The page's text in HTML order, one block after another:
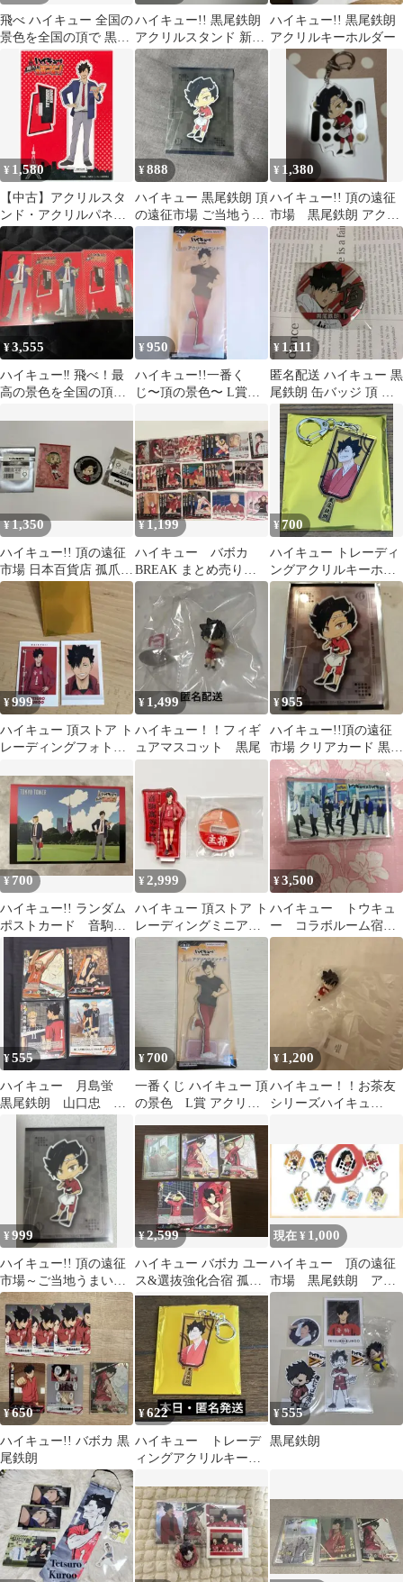
飛べ ハイキュー 全国の
景色を全国の頂で 黒尾
鉄朗 アクリルスタンド
ハイキュー!! 黒尾鉄朗
アクリルスタンド 新春
の頂
ハイキュー!! 黒尾鉄朗
アクリルキーホルダー
¥ 1,580
【中古】アクリルスタ
ンド・アクリルパネル
黒尾鉄朗 アクリルスタ
ンド 「ハイキュー!! 飛
べ!最高の景色を全国の
頂で!」
¥888
ハイキュー 黒尾鉄朗 頂
の遠征市場 ご当地うま
いもん決戦
¥ 1,380
ハイキュー!! 頂の遠征
市場 黒尾鉄朗 アクリ
ルキーホルダー
¥3,555
ハイキュー‼︎ 飛べ！最
高の景色を全国の頂
¥950
ハイキュー!!一番く
じ〜頂の景色〜 L賞ア
¥ 1,111
匿名配送 ハイキュー 黒
尾鉄朗 缶バッジ 頂 合
同練習会 2021
¥1,350
ハイキュー!! 頂の遠征
市場 日本百貨店 孤爪研
磨 黒尾鉄朗
¥1,199
ハイキュー バボカ
BREAK まとめ売り
音駒41枚
¥700
ハイキュー トレーディ
ングアクリルキーホル
ダー 新春の頂 黒尾鉄朗
¥999
ハイキュー 頂ストア ト
レーディングフォトカ
¥ 1,499
ハイキュー！！フィギ
ュアマスコット 黒尾
¥955
ハイキュー!!頂の遠征
市場 クリアカード 黒尾
鉄朗
¥700
ハイキュー!! ランダム
ポストカード 音駒
レビ塔
¥2,999
ハイキュー 頂ストア ト
レーディングミニアク
リルスタンド 黒尾
¥3,500
ハイキュー トウキュ
ー コラボルーム宿泊
特典 ミニアクリルブ
¥555
ハイキュー 月島蛍
黒尾鉄朗 山口忠 バ
ボカ 頂 N
¥700
一番くじ ハイキュー 頂
の景色 L賞 アクリル
¥ 1,200
ハイキュー！！お茶友
シリーズハイキュ
¥999
ハイキュー!! 頂の遠征
市場～ご当地うまいも
ん決戦～ クリアカー
ド 黒尾鉄朗
¥2,599
ハイキュー バボカ ユー
ス&選抜強化合宿 孤爪
研磨 SA 頂 黒尾鉄朗
現在 ¥ 1,000
ハイキュー 頂の遠征
市場 黒尾鉄朗 アク
リルキーホルダー
¥650
ハイキュー!! バボカ 黒
尾鉄朗
¥622
ハイキュー トレーデ
ィングアクリルキーホ
尾鉄朗
¥555
黒尾鉄朗